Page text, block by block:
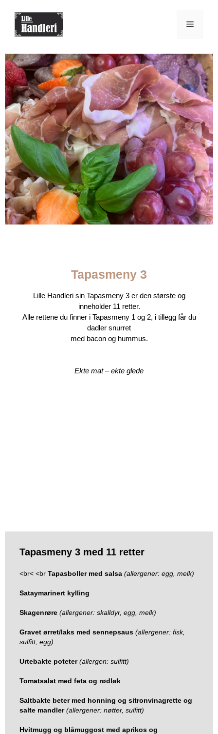
tapasmenyen for store
anledninger
Tapasmeny 3
Lille Handleri sin Tapasmeny 3 er den største og
inneholder 11 retter.
Alle rettene du finner i Tapasmeny 1 og 2, i tillegg får du
dadler snurret
med bacon og hummus.
Ekte mat – ekte glede
Tapasmeny 3 med 11 retter
<br< <br Tapasboller med salsa (allergener: egg, melk)
Sataymarinert kylling
Skagenrøre (allergener: skalldyr, egg, melk)
Gravet ørret/laks med sennepsaus (allergener: fisk,
sulfitt, egg)
Urtebakte poteter (allergen: sulfitt)
Tomatsalat med feta og rødløk
Saltbakte beter med honning og sitronvinagrette og
salte mandler (allergener: nøtter, sulfitt)
Hvitmugg og blåmuggost med aprikos og